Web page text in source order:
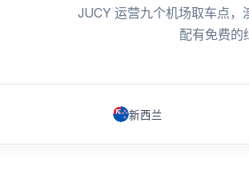
JUCY 运营九个机场取车点，
配有免费的
新西兰